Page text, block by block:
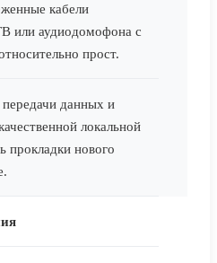
кабели
или аудиодомофона с
прост.
данных и
локальной
прокладки нового